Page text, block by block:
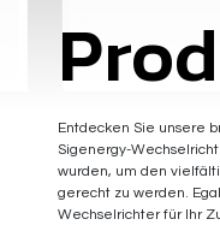
Entdecken Sie unsere
Sigenergy-
wurden, um den
gerecht zu werden.
Wechselrichter für Ihr